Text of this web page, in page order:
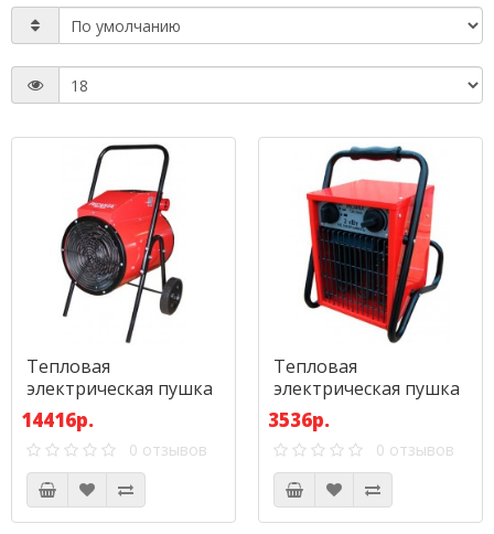
Тепловая
электрическая пушка
Ресанта ТЭП-15000К
(круглая)
14416р.
0 отзывов
Тепловая
электрическая пушка
Ресанта ТЭП-2000
3536р.
0 отзывов